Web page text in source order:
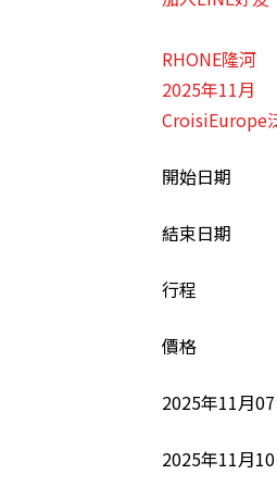
RHONE隆河
2025年11月
CroisiEurope
開始日期
結束日期
行程
價格
2025年11月
2025年11月